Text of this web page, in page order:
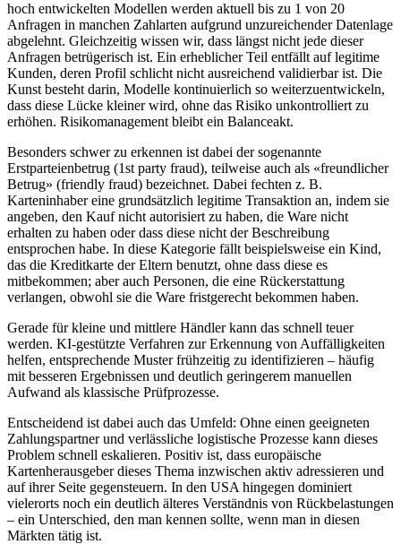
hoch entwickelten Modellen werden aktuell bis zu 1 von 20
Anfragen in manchen Zahlarten aufgrund unzureichender Datenlage
abgelehnt. Gleichzeitig wissen wir, dass längst nicht jede dieser
Anfragen betrügerisch ist. Ein erheblicher Teil entfällt auf legitime
Kunden, deren Profil schlicht nicht ausreichend validierbar ist. Die
Kunst besteht darin, Modelle kontinuierlich so weiterzuentwickeln,
dass diese Lücke kleiner wird, ohne das Risiko unkontrolliert zu
erhöhen. Risikomanagement bleibt ein Balanceakt.
Besonders schwer zu erkennen ist dabei der sogenannte
Erstparteienbetrug (1st party fraud), teilweise auch als «freundlicher
Betrug» (friendly fraud) bezeichnet. Dabei fechten z. B.
Karteninhaber eine grundsätzlich legitime Transaktion an, indem sie
angeben, den Kauf nicht autorisiert zu haben, die Ware nicht
erhalten zu haben oder dass diese nicht der Beschreibung
entsprochen habe. In diese Kategorie fällt beispielsweise ein Kind,
das die Kreditkarte der Eltern benutzt, ohne dass diese es
mitbekommen; aber auch Personen, die eine Rückerstattung
verlangen, obwohl sie die Ware fristgerecht bekommen haben.
Gerade für kleine und mittlere Händler kann das schnell teuer
werden. KI-gestützte Verfahren zur Erkennung von Auffälligkeiten
helfen, entsprechende Muster frühzeitig zu identifizieren – häufig
mit besseren Ergebnissen und deutlich geringerem manuellen
Aufwand als klassische Prüfprozesse.
Entscheidend ist dabei auch das Umfeld: Ohne einen geeigneten
Zahlungspartner und verlässliche logistische Prozesse kann dieses
Problem schnell eskalieren. Positiv ist, dass europäische
Kartenherausgeber dieses Thema inzwischen aktiv adressieren und
auf ihrer Seite gegensteuern. In den USA hingegen dominiert
vielerorts noch ein deutlich älteres Verständnis von Rückbelastungen
– ein Unterschied, den man kennen sollte, wenn man in diesen
Märkten tätig ist.